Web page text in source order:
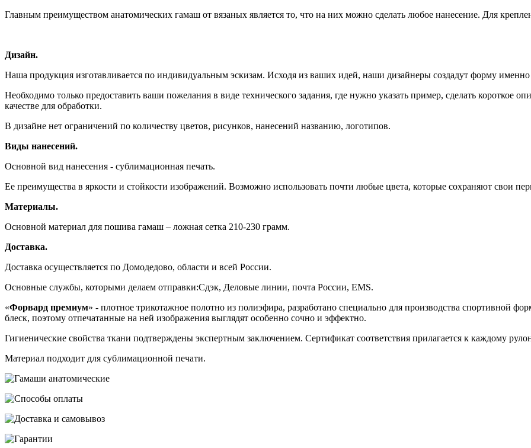
Главным преимуществом анатомических гамаш от вязаных является то, что на них можно сделать любое нанесение. Для
Дизайн.
Наша продукция изготавливается по индивидуальным эскизам. Исходя из ваших идей, наши дизайнеры создадут форму
Необходимо только предоставить ваши пожелания в виде технического задания, где нужно указать пример, сделать короткое
качестве для обработки.
В дизайне нет ограничений по количеству цветов, рисунков, нанесений названию, логотипов.
Виды нанесений.
Основной вид нанесения - сублимационная печать.
Ее преимущества в яркости и стойкости изображений. Возможно использовать почти любые цвета, которые сохраняют свои
Материалы.
Основной материал для пошива гамаш – ложная сетка 210-230 грамм.
Доставка.
Доставка осуществляется по Домодедово, области и всей России.
Основные службы, которыми делаем отправки:Сдэк, Деловые линии, почта России, EMS.
«Форвард премиум» - плотное трикотажное полотно из полиэфира, разработано специально для производства спортивной
блеск, поэтому отпечатанные на ней изображения выглядят особенно сочно и эффектно.
Гигиенические свойства ткани подтверждены экспертным заключением. Сертификат соответствия прилагается к каждому
Материал подходит для сублимационной печати.